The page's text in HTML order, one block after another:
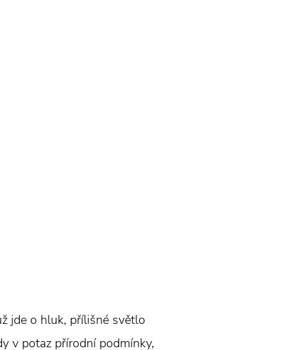
jde o hluk, přílišné světlo
v potaz přírodní podmínky,